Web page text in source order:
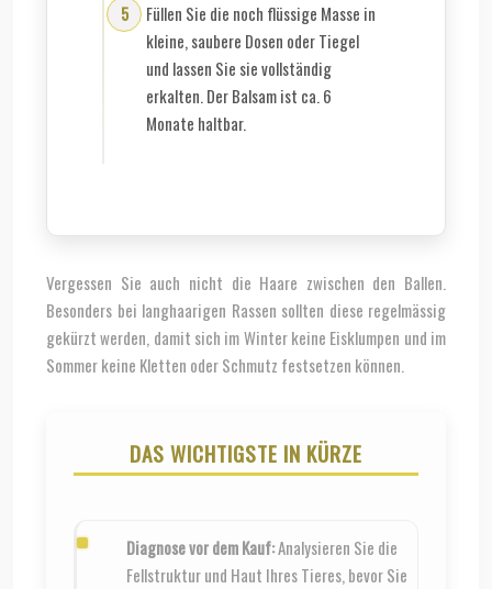
Füllen Sie die noch flüssige Masse in
kleine, saubere Dosen oder Tiegel
und lassen Sie sie vollständig
erkalten. Der Balsam ist ca. 6
Monate haltbar.
Vergessen Sie auch nicht die Haare zwischen den Ballen.
Besonders bei langhaarigen Rassen sollten diese regelmässig
gekürzt werden, damit sich im Winter keine Eisklumpen und im
Sommer keine Kletten oder Schmutz festsetzen können.
DAS WICHTIGSTE IN KÜRZE
Diagnose vor dem Kauf:Analysieren Sie die
Fellstruktur und Haut Ihres Tieres, bevor Sie